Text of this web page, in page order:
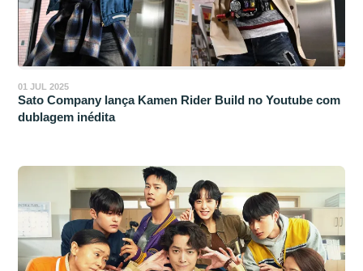
01 JUL 2025
Sato Company lança Kamen Rider Build no Youtube com
dublagem inédita